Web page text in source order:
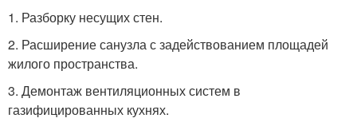
1.​ Разборку несущих стен.
2.​ Расширение санузла с задействованием площадей
жилого пространства.
3.​ Демонтаж вентиляционных систем в
газифицированных кухнях.